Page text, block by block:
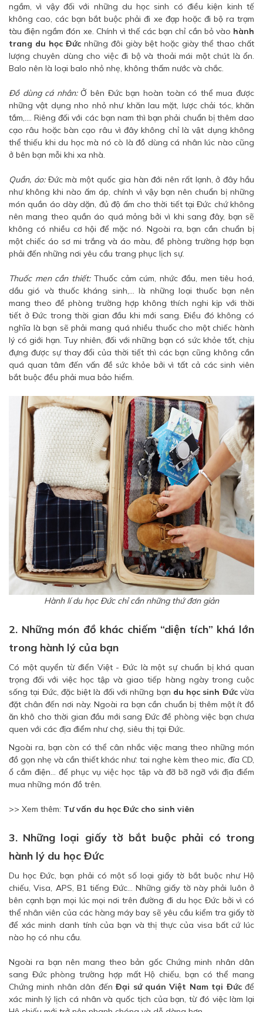
ngầm, vì vậy đối với những du học sinh có điều kiện kinh tế
không cao, các bạn bắt buộc phải đi xe đạp hoặc đi bộ ra trạm
tàu điện ngầm đón xe. Chính vì thế các bạn chỉ cần bỏ vào hành
trang du học Đức những đôi giày bệt hoặc giày thể thao chất
lượng chuyên dùng cho việc đi bộ và thoải mái một chút là ổn.
Balo nên là loại balo nhỏ nhẹ, không thấm nước và chắc.
Đồ dùng cá nhân: Ở bên Đức bạn hoàn toàn có thể mua được
những vật dụng nho nhỏ như khăn lau mặt, lược chải tóc, khăn
tắm,…. Riêng đối với các bạn nam thì bạn phải chuẩn bị thêm dao
cạo râu hoặc bàn cạo râu vì đây không chỉ là vật dụng không
thể thiếu khi du học mà nó cò là đồ dùng cá nhân lúc nào cũng
ở bên bạn mỗi khi xa nhà.
Quần, áo:Đức mà một quốc gia hàn đới nên rất lạnh, ở đây hầu
như không khi nào ấm áp, chính vì vậy bạn nên chuẩn bị những
món quần áo dày dặn, đủ độ ấm cho thời tiết tại Đức chứ không
nên mang theo quần áo quá mỏng bởi vì khi sang đây, bạn sẽ
không có nhiều cơ hội để mặc nó. Ngoài ra, bạn cần chuẩn bị
một chiếc áo sơ mi trắng và áo màu, đề phòng trường hợp bạn
phải đến những nơi yêu cầu trang phục lịch sự.
Thuốc men cần thiết:Thuốc cảm cúm, nhức đầu, men tiêu hoá,
dầu gió và thuốc kháng sinh,… là những loại thuốc bạn nên
mang theo đề phòng trường hợp không thích nghi kịp với thời
tiết ở Đức trong thời gian đầu khi mới sang. Điều đó không có
nghĩa là bạn sẽ phải mang quá nhiều thuốc cho một chiếc hành
lý có giới hạn. Tuy nhiên, đối với những bạn có sức khỏe tốt, chịu
đựng được sự thay đổi của thời tiết thì các bạn cũng không cần
quá quan tâm đến vấn đề sức khỏe bởi vì tất cả các sinh viên
bắt buộc đều phải mua bảo hiểm.
Hành lí du học Đức chỉ cần những thứ đơn giản
2. Những món đồ khác chiếm “diện tích” khá lớn
trong hành lý của bạn
Có một quyển từ điển Việt - Đức là một sự chuẩn bị khá quan
trọng đối với việc học tập và giao tiếp hàng ngày trong cuộc
sống tại Đức, đặc biệt là đối với những bạn du học sinh Đứcvừa
đặt chân đến nơi này. Ngoài ra bạn cần chuẩn bị thêm một ít đồ
ăn khô cho thời gian đầu mới sang Đức đề phòng việc bạn chưa
quen với các địa điểm như chợ, siêu thị tại Đức.
Ngoài ra, bạn còn có thể cân nhắc việc mang theo những món
đồ gọn nhẹ và cần thiết khác như: tai nghe kèm theo mic, đĩa CD,
ổ cắm điện… để phục vụ việc học tập và đỡ bỡ ngỡ với địa điểm
mua những món đồ trên.
>> Xem thêm: Tư vấn du học Đức cho sinh viên
3. Những loại giấy tờ bắt buộc phải có trong
hành lý du học Đức
Du học Đức, bạn phải có một số loại giấy tờ bắt buộc như Hộ
chiếu, Visa, APS, B1 tiếng Đức… Những giấy tờ này phải luôn ở
bên cạnh bạn mọi lúc mọi nơi trên đường đi du học Đức bởi vì có
thể nhân viên của các hàng máy bay sẽ yêu cầu kiểm tra giấy tờ
để xác minh danh tính của bạn và thị thực của visa bất cứ lúc
nào họ có nhu cầu.
Ngoài ra bạn nên mang theo bản gốc Chứng minh nhân dân
sang Đức phòng trường hợp mất Hộ chiếu, bạn có thể mang
Chứng minh nhân dân đếnĐại sứ quán Việt Nam tại Đứcđể
xác minh lý lịch cá nhân và quốc tịch của bạn, từ đó việc làm lại